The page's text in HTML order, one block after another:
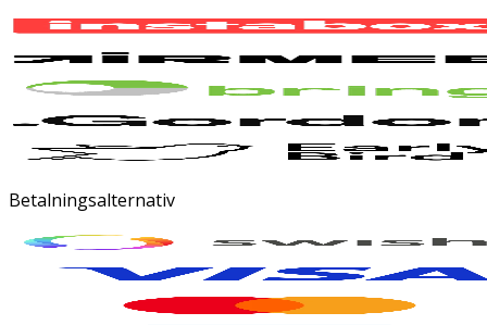
Betalningsalternativ